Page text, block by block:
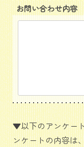
お問い合わせ内容
▼以下のアンケー
ンケートの内容は